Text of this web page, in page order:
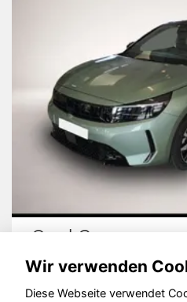
Kia EV3
Wir verwenden
Diese Webseite verwendet